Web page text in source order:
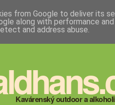
Kavárenský outdoor a
from Google to deliver its
along with performance
and address abuse.